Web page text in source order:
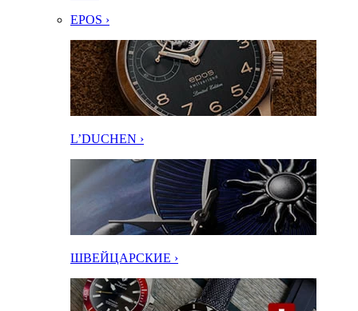
EPOS ›
L’DUCHEN ›
ШВЕЙЦАРСКИЕ ›